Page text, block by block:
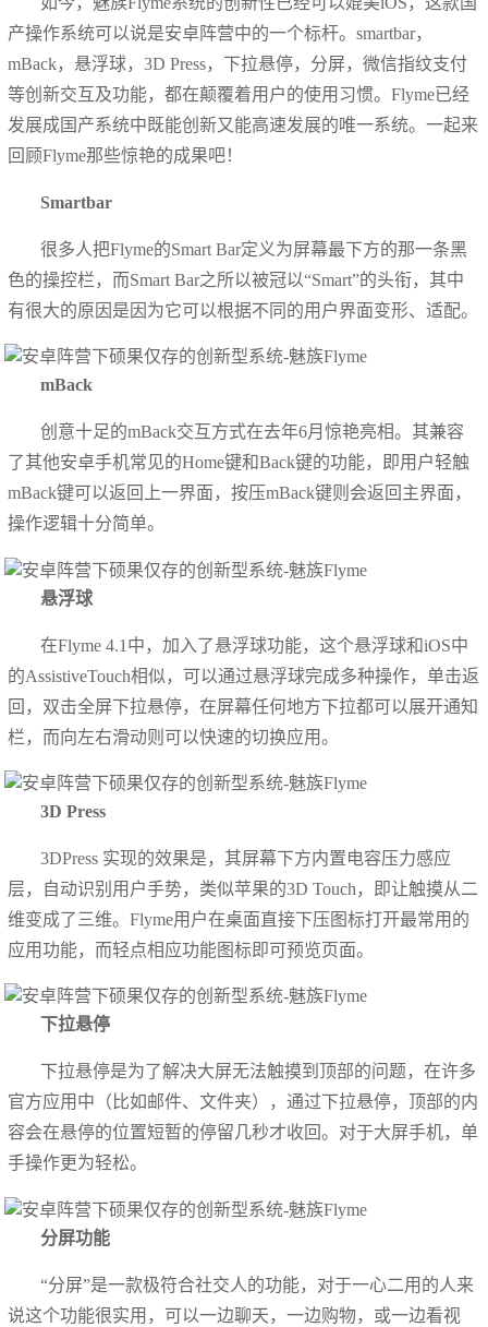
产操作系统可以说是安卓阵营中的一个标杆。smartbar，
mBack，悬浮球，3D Press，下拉悬停，分屏，微信指纹支付
等创新交互及功能，都在颠覆着用户的使用习惯。Flyme已经
发展成国产系统中既能创新又能高速发展的唯一系统。一起来
回顾Flyme那些惊艳的成果吧！
Smartbar
很多人把Flyme的Smart Bar定义为屏幕最下方的那一条黑
色的操控栏，而Smart Bar之所以被冠以“Smart”的头衔，其中
有很大的原因是因为它可以根据不同的用户界面变形、适配。
mBack
创意十足的mBack交互方式在去年6月惊艳亮相。其兼容
了其他安卓手机常见的Home键和Back键的功能，即用户轻触
mBack键可以返回上一界面，按压mBack键则会返回主界面，
操作逻辑十分简单。
悬浮球
在Flyme 4.1中，加入了悬浮球功能，这个悬浮球和iOS中
的AssistiveTouch相似，可以通过悬浮球完成多种操作，单击返
回，双击全屏下拉悬停，在屏幕任何地方下拉都可以展开通知
栏，而向左右滑动则可以快速的切换应用。
3D Press
3DPress 实现的效果是，其屏幕下方内置电容压力感应
层，自动识别用户手势，类似苹果的3D Touch，即让触摸从二
维变成了三维。Flyme用户在桌面直接下压图标打开最常用的
应用功能，而轻点相应功能图标即可预览页面。
下拉悬停
下拉悬停是为了解决大屏无法触摸到顶部的问题，在许多
官方应用中（比如邮件、文件夹），通过下拉悬停，顶部的内
容会在悬停的位置短暂的停留几秒才收回。对于大屏手机，单
手操作更为轻松。
分屏功能
“分屏”是一款极符合社交人的功能，对于一心二用的人来
说这个功能很实用，可以一边聊天，一边购物，或一边看视